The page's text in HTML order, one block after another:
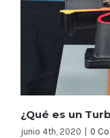
¿Qué es un
junio 4th, 2020 0